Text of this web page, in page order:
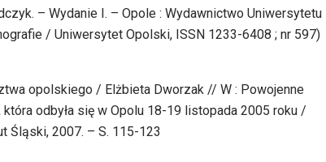
– Wydanie I. – Opole : Wydawnictwo Uniwersytetu
/ Uniwersytet Opolski, ISSN 1233-6408 ; nr 597)
opolskiego / Elżbieta Dworzak // W : Powojenne
odbyła się w Opolu 18-19 listopada 2005 roku /
Śląski, 2007. – S. 115-123